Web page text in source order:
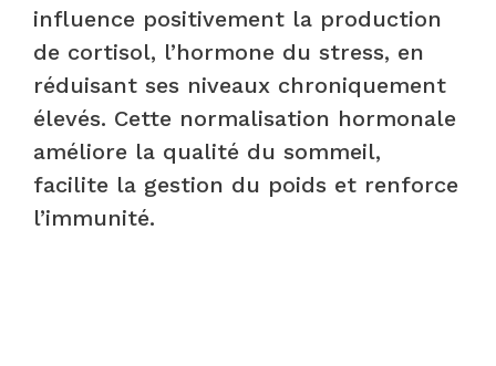
influence positivement la production
de cortisol, l’hormone du stress, en
réduisant ses niveaux chroniquement
élevés. Cette normalisation hormonale
améliore la qualité du sommeil,
facilite la gestion du poids et renforce
l’immunité.